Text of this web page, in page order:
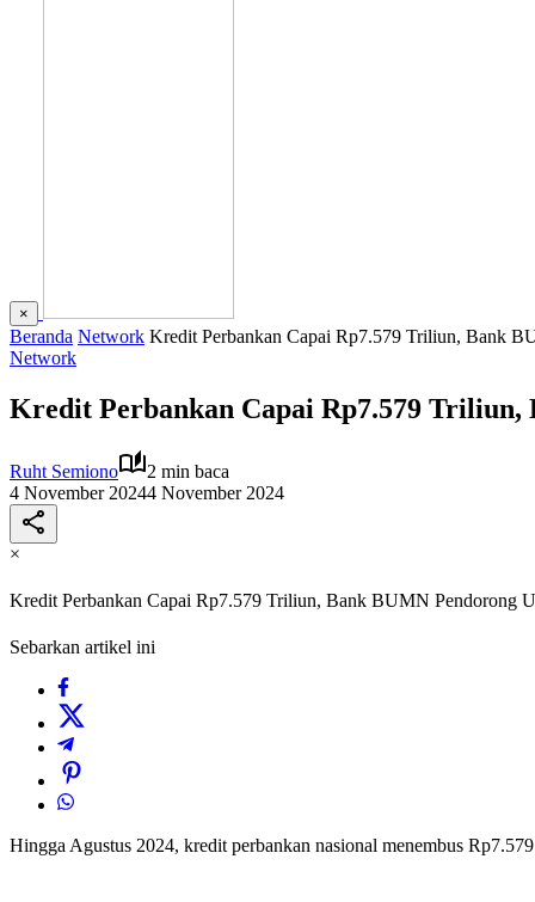
×
Beranda Network Kredit Perbankan Capai Rp7.579 Triliun, Bank
Network
Kredit Perbankan Capai Rp7.579 Triliun,
Ruht Semiono
2 min baca
4 November 20244 November 2024
×
Kredit Perbankan Capai Rp7.579 Triliun, Bank BUMN Pendorong
Sebarkan artikel ini
Hingga Agustus 2024, kredit perbankan nasional menembus